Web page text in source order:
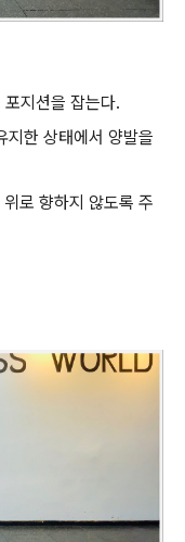
지션을 잡는다.
지한 상태에서 양발을
로 향하지 않도록 주